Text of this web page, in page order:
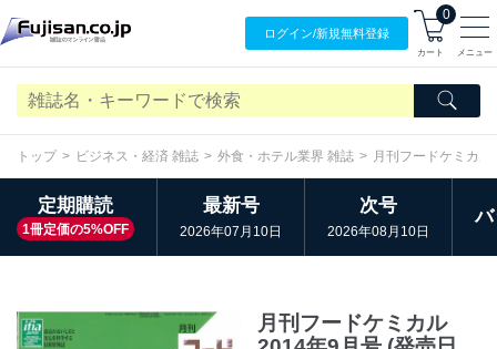
ログイン/新規無料登録
0
カート メニュー
トップ ビジネス・経済 雑誌 外食・ホテル業界 雑誌 月刊フードケミカル
定期購読
1冊定価の5%OFF
最新号
2026年07月10日
次号
2026年08月10日
月刊フードケミカル